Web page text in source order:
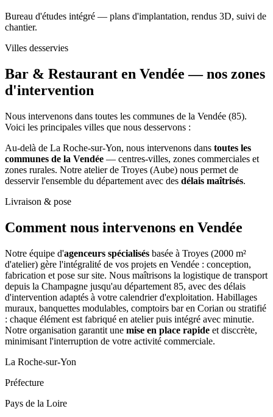
Bureau d'études intégré — plans d'implantation, rendus 3D, suivi de
chantier.
Villes desservies
Bar & Restaurant en Vendée —nos zones
d'intervention
Nous intervenons dans toutes les communes de la Vendée (85).
Voici les principales villes que nous desservons :
Au-delà de La Roche-sur-Yon, nous intervenons dans toutes les
communes de la Vendée — centres-villes, zones commerciales et
zones rurales. Notre atelier de Troyes (Aube) nous permet de
desservir l'ensemble du département avec des délais maîtrisés.
Livraison & pose
Comment nous intervenons en Vendée
Notre équipe d'agenceurs spécialisés basée à Troyes (2000 m²
d'atelier) gère l'intégralité de vos projets en Vendée : conception,
fabrication et pose sur site. Nous maîtrisons la logistique de transport
depuis la Champagne jusqu'au département 85, avec des délais
d'intervention adaptés à votre calendrier d'exploitation. Habillages
muraux, banquettes modulables, comptoirs bar en Corian ou stratifié
: chaque élément est fabriqué en atelier puis intégré avec minutie.
Notre organisation garantit une mise en place rapide et disccrète,
minimisant l'interruption de votre activité commerciale.
La Roche-sur-Yon
Préfecture
Pays de la Loire